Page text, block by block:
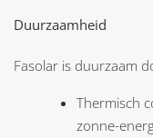
Duurzaamheid
Fasolar is duurzaam
Thermisch
zonne-